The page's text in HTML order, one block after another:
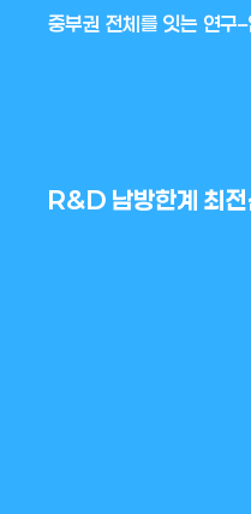
중부권 전체를 잇는 연구
R&D 남방한계 최전